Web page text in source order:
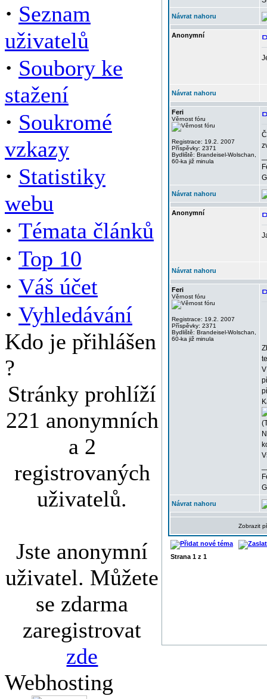
· Seznam
uživatelů
· Soubory ke
stažení
· Soukromé
vzkazy
· Statistiky
webu
· Témata článků
· Top 10
· Váš účet
· Vyhledávání
Kdo je přihlášen
?
Stránky prohlíží
221 anonymních
a 2
registrovaných
uživatelů.
Jste anonymní
uživatel. Můžete
se zdarma
zaregistrovat
zde
Webhosting
Návrat nahoru
Anonymní
Návrat nahoru
Feri
Věrnost fóru
Registrace: 19.2. 2007
Příspěvky: 2371
Bydliště: Brandeisel-Wolschan,
60-ka již minula
Návrat nahoru
Anonymní
Návrat nahoru
Feri
Věrnost fóru
Registrace: 19.2. 2007
Příspěvky: 2371
Bydliště: Brandeisel-Wolschan,
60-ka již minula
Návrat nahoru
Zobrazit
Strana 1 z 1